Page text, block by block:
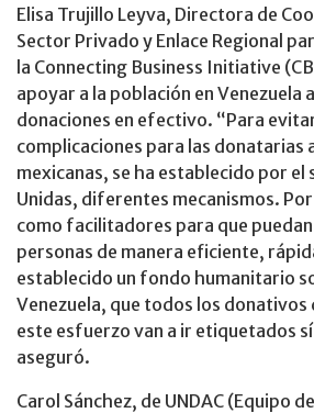
Elisa Trujillo Leyva, Directora de
Sector Privado y Enlace Regional
la Connecting Business Initiative
apoyar a la población en Venezuela
donaciones en efectivo. “Para
complicaciones para las donatarias
mexicanas, se ha establecido por el
Unidas, diferentes mecanismos.
como facilitadores para que puedan
personas de manera eficiente,
establecido un fondo humanitario
Venezuela, que todos los donativos
este esfuerzo van a ir etiquetados sí
aseguró.
Carol Sánchez, de UNDAC (Equipo